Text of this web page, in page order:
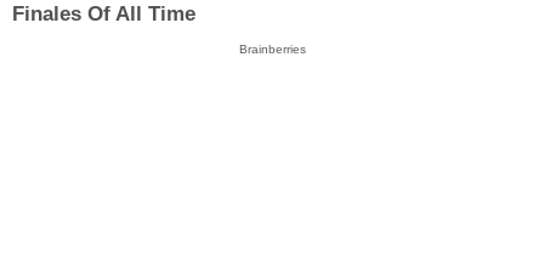
Finales Of All Time
Brainberries